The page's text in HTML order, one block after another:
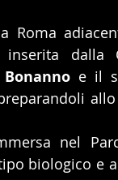
Roma
inserita
e il
nel
biologico e